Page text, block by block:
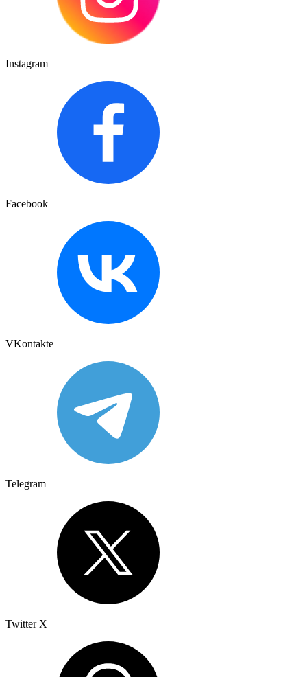
Instagram
Facebook
VKontakte
Telegram
Twitter X